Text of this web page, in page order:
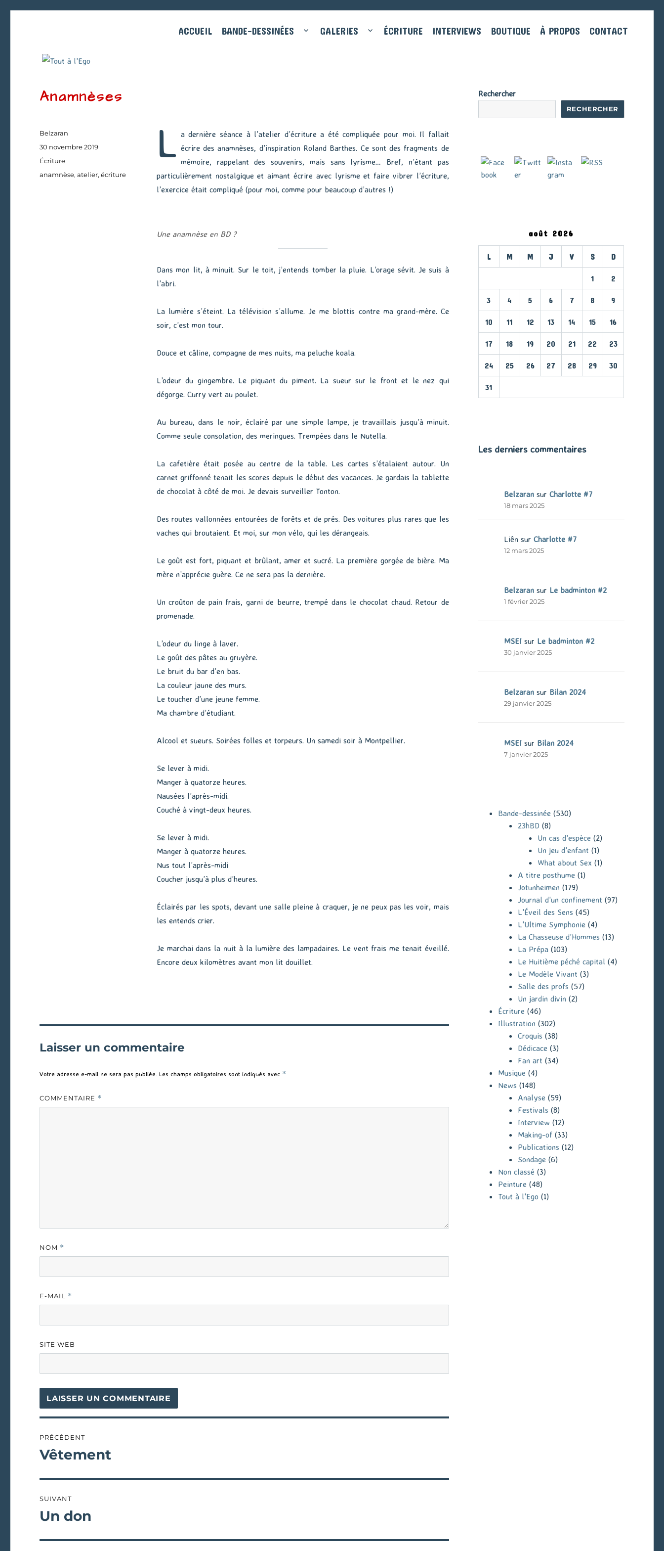
ACCUEIL BANDE-DESSINÉES GALERIES ÉCRITURE INTERVIEWS BOUTIQUE À PROPOS CONTACT
Anamnèses
L a dernière séance à l’atelier d’écriture a été compliquée pour moi. Il fallait
écrire des anamnèses, d’inspiration Roland Barthes. Ce sont des fragments de
mémoire, rappelant des souvenirs, mais sans lyrisme… Bref, n’étant pas
particulièrement nostalgique et aimant écrire avec lyrisme et faire vibrer l’écriture,
l’exercice était compliqué (pour moi, comme pour beaucoup d’autres !)
Une anamnèse en BD ?
Dans mon lit, à minuit. Sur le toit, j’entends tomber la pluie. L’orage sévit. Je suis à
l’abri.
La lumière s’éteint. La télévision s’allume. Je me blottis contre ma grand-mère. Ce
soir, c’est mon tour.
Douce et câline, compagne de mes nuits, ma peluche koala.
L’odeur du gingembre. Le piquant du piment. La sueur sur le front et le nez qui
dégorge. Curry vert au poulet.
Au bureau, dans le noir, éclairé par une simple lampe, je travaillais jusqu’à minuit.
Comme seule consolation, des meringues. Trempées dans le Nutella.
La cafetière était posée au centre de la table. Les cartes s’étalaient autour. Un
carnet griffonné tenait les scores depuis le début des vacances. Je gardais la tablette
de chocolat à côté de moi. Je devais surveiller Tonton.
Des routes vallonnées entourées de forêts et de prés. Des voitures plus rares que les
vaches qui broutaient. Et moi, sur mon vélo, qui les dérangeais.
Le goût est fort, piquant et brûlant, amer et sucré. La première gorgée de bière. Ma
mère n’apprécie guère. Ce ne sera pas la dernière.
Un croûton de pain frais, garni de beurre, trempé dans le chocolat chaud. Retour de
promenade.
L’odeur du linge à laver.
Le goût des pâtes au gruyère.
Le bruit du bar d’en bas.
La couleur jaune des murs.
Le toucher d’une jeune femme.
Ma chambre d’étudiant.
Alcool et sueurs. Soirées folles et torpeurs. Un samedi soir à Montpellier.
Se lever à midi.
Manger à quatorze heures.
Nausées l’après-midi.
Couché à vingt-deux heures.
Se lever à midi.
Manger à quatorze heures.
Nus tout l’après-midi
Coucher jusqu’à plus d’heures.
Éclairés par les spots, devant une salle pleine à craquer, je ne peux pas les voir, mais
les entends crier.
Je marchai dans la nuit à la lumière des lampadaires. Le vent frais me tenait éveillé.
Encore deux kilomètres avant mon lit douillet.
Auteur
Belzaran
Publié
le
30 novembre 2019
Catégories
Écriture
Étiquettes
anamnèse,atelier,écriture
Laisser un commentaire
Votre adresse e-mail ne sera pas publiée. Les champs obligatoires sont indiqués avec *
COMMENTAIRE *
NOM *
E-MAIL *
SITE WEB
de
PRÉCÉDENT
Publication
Vêtement
SUIVANT
Publication
Un don
Rechercher
RECHERCHER
août 2026
L M M J V S D
1 2
3 4 5 6 7 8 9
10 11 12 13 14 15 16
17 18 19 20 21 22 23
24 25 26 27 28 29 30
31
Les derniers commentaires
Belzaransur Charlotte #7
18 mars 2025
Liên sur Charlotte #7
12 mars 2025
Belzaransur Le badminton #2
1 février 2025
MSEIsur Le badminton #2
30 janvier 2025
Belzaransur Bilan 2024
29 janvier 2025
MSEIsur Bilan 2024
7 janvier 2025
Bande-dessinée (530)
23hBD (8)
Un cas d'espèce (2)
Un jeu d'enfant (1)
What about Sex (1)
A titre posthume (1)
Jotunheimen (179)
Journal d'un confinement (97)
L'Éveil des Sens (45)
L'Ultime Symphonie (4)
La Chasseuse d'Hommes (13)
La Prépa(103)
Le Huitième péché capital (4)
Le Modèle Vivant (3)
Salle des profs (57)
Un jardin divin (2)
Écriture (46)
Illustration (302)
Croquis (38)
Dédicace (3)
Fan art (34)
Musique (4)
News (148)
Analyse (59)
Festivals (8)
Interview (12)
Making-of(33)
Publications (12)
Sondage (6)
Non classé (3)
Peinture (48)
Tout à l'Ego (1)